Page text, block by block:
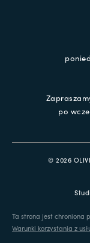
po
© 2026
Ta strona jest chroniona
Warunki korzystania z